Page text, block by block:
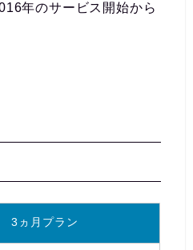
年のサービス開始から
3ヵ月プラン